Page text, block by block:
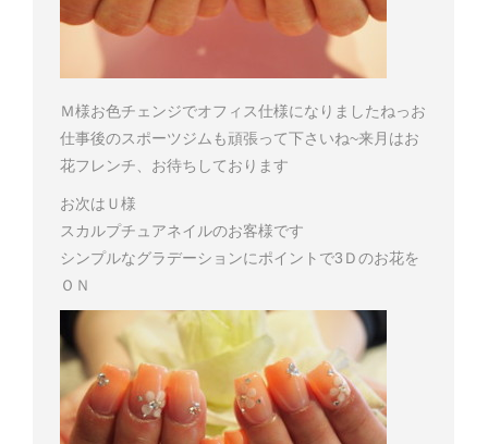
Ｍ様お色チェンジでオフィス仕様になりましたねっお
仕事後のスポーツジムも頑張って下さいね~来月はお
花フレンチ、お待ちしております
お次はＵ様
スカルプチュアネイルのお客様です
シンプルなグラデーションにポイントで3Ｄのお花を
ＯＮ